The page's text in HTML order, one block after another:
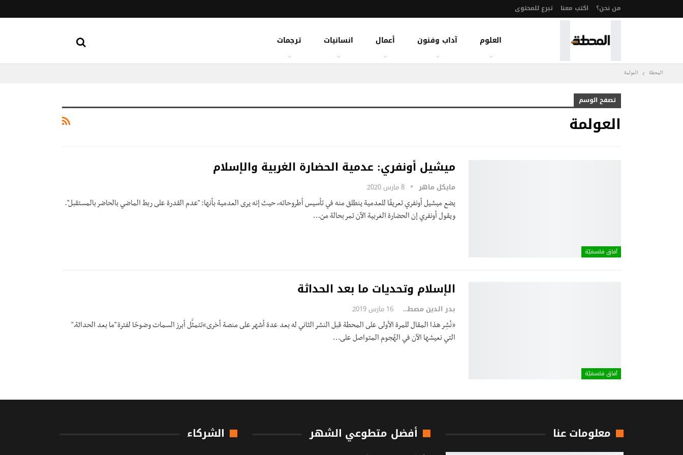
من نحن؟ اكتب معنا تبرع للمحتوى
العلوم آداب وفنون أعمال انسانيات ترجمات
المحطة العولمة
تصفح الوسم
العولمة
آفاق فلسفيّة‎
ميشيل أونفري: عدمية الحضارة الغربية والإسلام
مايكل ماهر 8 مارس 2020
يضع ميشيل أونفري تعريفًا للعدمية ينطلق منه في تأسيس أطروحاته، حيث إنه يرى العدمية بأنها: "عدم القدرة على ربط الماضي بالحاضر بالمستقبل".
ويقول أونفري إن الحضارة الغربية الآن تمر بحالة من…
آفاق فلسفيّة‎
الإسلام وتحديات ما بعد الحداثة
بدر الدين مصطفى 16 مارس 2019
«نُشِر هذا المقال للمرة الأولى على المحطة قبل النشر الثاني له بعد عدة أشهر على منصة أخرى»تتمثَّل أبرز السمات وضوحًا لفترة "ما بعد الحداثة."
التي نعيشها الآن في الهُجوم المتواصل على…
معلومات عنا أفضل متطوعي الشهر الشركاء